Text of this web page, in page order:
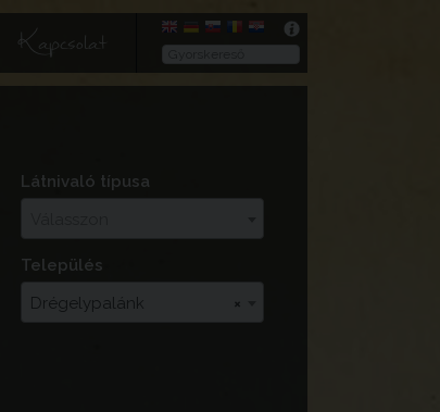
Kapcsolat
Látnivaló típusa
Település
×
Drégelypalánk